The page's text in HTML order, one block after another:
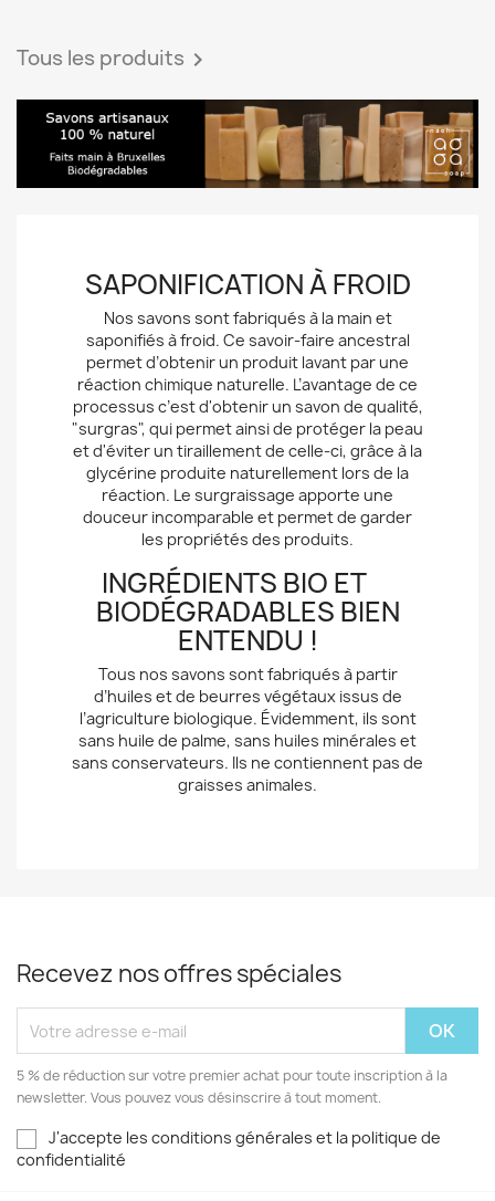
Tous les produits 
SAPONIFICATION À FROID
Nos savons sont fabriqués à la main et
saponifiés à froid. Ce savoir-faire ancestral
permet d’obtenir un produit lavant par une
réaction chimique naturelle. L’avantage de ce
processus c’est d'obtenir un savon de qualité,
"surgras", qui permet ainsi de protéger la peau
et d'éviter un tiraillement de celle-ci, grâce à la
glycérine produite naturellement lors de la
réaction. Le surgraissage apporte une
douceur incomparable et permet de garder
les propriétés des produits.
INGRÉDIENTS BIO ET
BIODÉGRADABLES BIEN
ENTENDU !
Tous nos savons sont fabriqués à partir
d’huiles et de beurres végétaux issus de
l’agriculture biologique. Évidemment, ils sont
sans huile de palme, sans huiles minérales et
sans conservateurs. Ils ne contiennent pas de
graisses animales.
Recevez nos offres spéciales
5 % de réduction sur votre premier achat pour toute inscription à la
newsletter. Vous pouvez vous désinscrire à tout moment.
J'accepte les conditions générales et la politique de
confidentialité